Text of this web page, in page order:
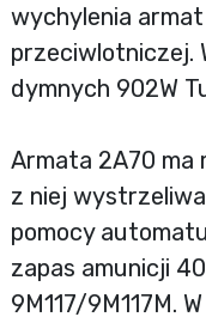
D
ORION
1 (BMP-1)
2 (BMP-2)
3 (BMP-3)
GĄSIENICOWY
TRANSPORTER
OPANCERZONY
wychylenia
przeciwlotniczej.
dymnych 902W
Armata 2A70 ma
z niej
pomocy
zapas amunicji
9M117/9M117M.